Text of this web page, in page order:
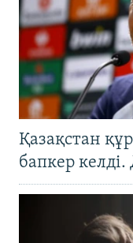
Қазақстан
бапкер